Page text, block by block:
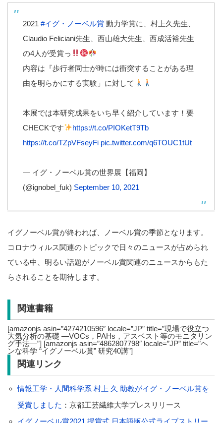
2021 #イグ・ノーベル賞 動力学賞に、村上久先生、
Claudio Feliciani先生、西山雄大先生、西成活裕先生
の4人が受賞っ
内容は『歩行者同士が時には衝突することがある理
由を明らかにする実験」に対して
本展では本研究成果をいち早く紹介しています！要
CHECKです
https://t.co/PIOKetT9Tb
https://t.co/TZpVFseyFi pic.twitter.com/q6TOUC1tUt
— イグ・ノーベル賞の世界展【福岡】
(@ignobel_fuk) September 10, 2021
イグノーベル賞が終われば、ノーベル賞の季節となります。
コロナウィルス関連のトピックで日々のニュースが占められ
ている中、明るい話題がノーベル賞関連のニュースからもた
らされることを期待します。
関連書籍
[amazonjs asin=”4274210596″ locale=”JP” title=”現場で役立つ
大気分析の基礎 —VOCs，PAHs，アスベスト等のモニタリン
グ手法—”] [amazonjs asin=”4862807798″ locale=”JP” title=”ヘ
ンな科学 “イグノーベル賞” 研究40講”]
関連リンク
情報工学・人間科学系 村上 久 助教がイグ・ノーベル賞を
受賞しました ：京都工芸繊維大学プレスリリース
イグノーベル賞2021 授賞式 日本語版公式ライブストリー